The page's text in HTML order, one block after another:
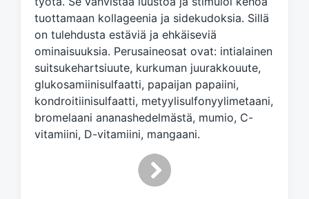
tuottamaan kollageenia ja sidekudoksia. Sillä
on tulehdusta estäviä ja ehkäiseviä
ominaisuuksia. Perusaineosat ovat: intialainen
suitsukehartsiuute, kurkuman juurakkouute,
glukosamiinisulfaatti, papaijan papaiini,
kondroitiinisulfaatti, metyylisulfonyylimetaani,
bromelaani ananashedelmästä, mumio, C-
vitamiini, D-vitamiini, mangaani.